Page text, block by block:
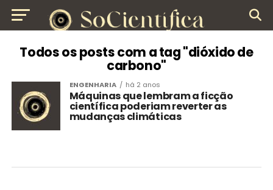
Todos os posts com a tag "dióxido de
carbono"
ENGENHARIA há 2 anos
Máquinas que lembram a ficção
científica poderiam reverter as
mudanças climáticas